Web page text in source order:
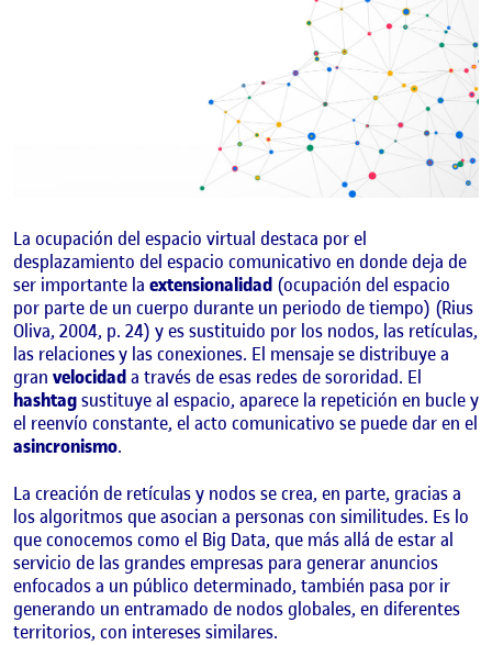
La ocupación del espacio virtual destaca por el
desplazamiento del espacio comunicativo en donde deja de
ser importante la extensionalidad (ocupación del espacio
por parte de un cuerpo durante un periodo de tiempo) (Rius
Oliva, 2004, p. 24) y es sustituido por los nodos, las retículas,
las relaciones y las conexiones. El mensaje se distribuye a
gran velocidada través de esas redes de sororidad. El
hashtagsustituye al espacio, aparece la repetición en bucle y
el reenvío constante, el acto comunicativo se puede dar en el
asincronismo.
La creación de retículas y nodos se crea, en parte, gracias a
los algoritmos que asocian a personas con similitudes. Es lo
que conocemos como el Big Data, que más allá de estar al
servicio de las grandes empresas para generar anuncios
enfocados a un público determinado, también pasa por ir
generando un entramado de nodos globales, en diferentes
territorios, con intereses similares.